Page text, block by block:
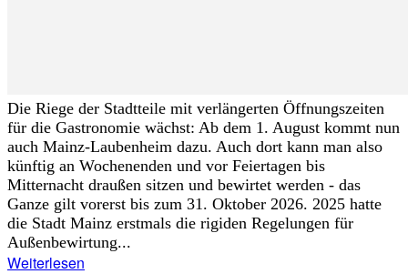
Die Riege der Stadtteile mit verlängerten Öffnungszeiten
für die Gastronomie wächst: Ab dem 1. August kommt nun
auch Mainz-Laubenheim dazu. Auch dort kann man also
künftig an Wochenenden und vor Feiertagen bis
Mitternacht draußen sitzen und bewirtet werden - das
Ganze gilt vorerst bis zum 31. Oktober 2026. 2025 hatte
die Stadt Mainz erstmals die rigiden Regelungen für
Außenbewirtung...
Weiterlesen